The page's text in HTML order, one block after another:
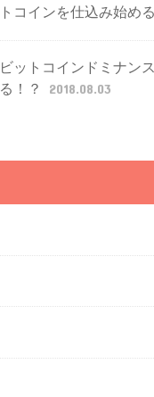
トコインを仕込み始める
ビットコインドミナン
る！？
2018.08.03